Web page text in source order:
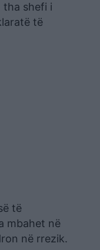
tha shefi i
të
të
mbahet në
në rrezik.